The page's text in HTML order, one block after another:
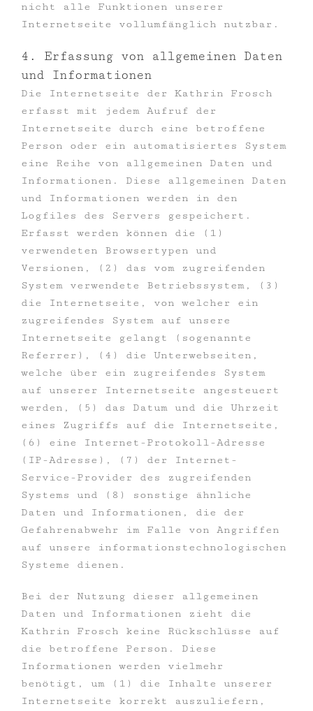
nicht alle Funktionen unserer
Internetseite vollumfänglich nutzbar.
4. Erfassung von allgemeinen Daten
und Informationen
Die Internetseite der Kathrin Frosch
erfasst mit jedem Aufruf der
Internetseite durch eine betroffene
Person oder ein automatisiertes System
eine Reihe von allgemeinen Daten und
Informationen. Diese allgemeinen Daten
und Informationen werden in den
Logfiles des Servers gespeichert.
Erfasst werden können die (1)
verwendeten Browsertypen und
Versionen, (2) das vom zugreifenden
System verwendete Betriebssystem, (3)
die Internetseite, von welcher ein
zugreifendes System auf unsere
Internetseite gelangt (sogenannte
Referrer), (4) die Unterwebseiten,
welche über ein zugreifendes System
auf unserer Internetseite angesteuert
werden, (5) das Datum und die Uhrzeit
eines Zugriffs auf die Internetseite,
(6) eine Internet-Protokoll-Adresse
(IP-Adresse), (7) der Internet-
Service-Provider des zugreifenden
Systems und (8) sonstige ähnliche
Daten und Informationen, die der
Gefahrenabwehr im Falle von Angriffen
auf unsere informationstechnologischen
Systeme dienen.
Bei der Nutzung dieser allgemeinen
Daten und Informationen zieht die
Kathrin Frosch keine Rückschlüsse auf
die betroffene Person. Diese
Informationen werden vielmehr
benötigt, um (1) die Inhalte unserer
Internetseite korrekt auszuliefern,